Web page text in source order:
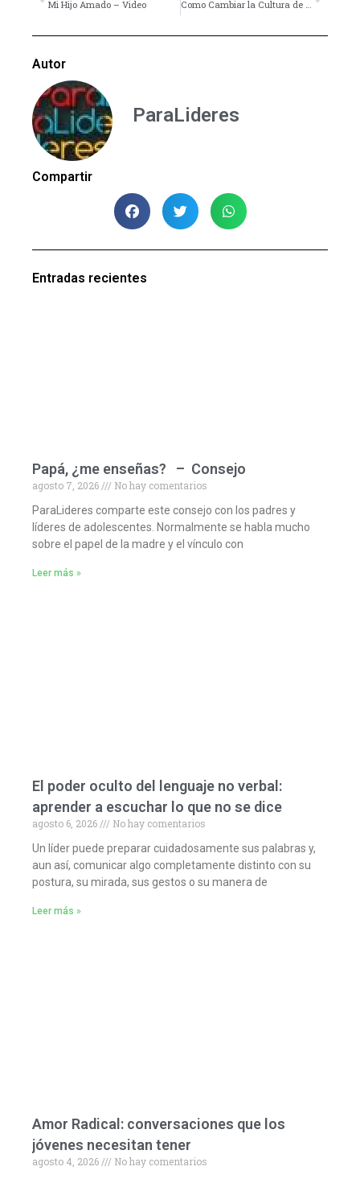
Mi Hijo Amado – Video Como Cambiar la Cultura de un Ministerio Juvenil -Video
Autor
ParaLideres
Compartir
Entradas recientes
Papá, ¿me enseñas? – Consejo
agosto 7, 2026
No hay comentarios
ParaLideres comparte este consejo con los padres y
líderes de adolescentes. Normalmente se habla mucho
sobre el papel de la madre y el vínculo con
Leer más »
El poder oculto del lenguaje no verbal:
aprender a escuchar lo que no se dice
agosto 6, 2026
No hay comentarios
Un líder puede preparar cuidadosamente sus palabras y,
aun así, comunicar algo completamente distinto con su
postura, su mirada, sus gestos o su manera de
Leer más »
Amor Radical: conversaciones que los
jóvenes necesitan tener
agosto 4, 2026
No hay comentarios